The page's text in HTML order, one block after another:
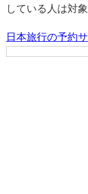
している人は対
日本旅行の予約